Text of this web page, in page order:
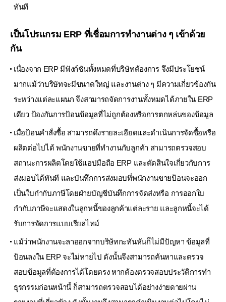
ทันที
เป็นโปรแกรม ERP ที่เชื่อมการทำงานต่าง ๆ เข้าด้วย
กัน
เนื่องจาก ERP มีฟังก์ชันทั้งหมดที่บริษัทต้องการ จึงมีประโยชน์
มากแม้ว่าบริษัทจะมีขนาดใหญ่ และงานต่าง ๆ มีความเกี่ยวข้องกัน
ระหว่างแต่ละแผนก จึงสามารถจัดการงานทั้งหมดได้ภายใน ERP
เดียวป้องกันการป้อนข้อมูลที่ไม่ถูกต้องหรือการตกหล่นของข้อมูล
เมื่อป้อนคำสั่งซื้อ สามารถดึงรายละเอียดและดำเนินการจัดซื้อหรือ
ผลิตต่อไปได้ พนักงานขายที่ทำงานกับลูกค้า สามารถตรวจสอบ
สถานะการผลิตโดยใช้แอปมือถือ ERP และตัดสินใจเกี่ยวกับการ
ส่งมอบได้ทันที และบันทึกการส่งมอบที่พนักงานขายป้อนจะออก
เป็นใบกำกับภาษีโดยฝ่ายบัญชีบันทึกการจัดส่งหรือ การออกใบ
กำกับภาษีจะแสดงในลูกหนี้ของลูกค้าแต่ละราย และลูกหนี้จะได้
รับการจัดการแบบเรียลไทม์
แม้ว่าพนักงานจะลาออกจากบริษัทกะทันหันก็ไม่มีปัญหา ข้อมูลที่
ป้อนลงใน ERP จะไม่หายไป ดังนั้นจึงสามารถค้นหาและตรวจ
สอบข้อมูลที่ต้องการได้โดยตรง หากต้องตรวจสอบประวัติการทำ
ธุรกรรมก่อนหน้านี้ ก็สามารถตรวจสอบได้อย่างง่ายดายผ่าน